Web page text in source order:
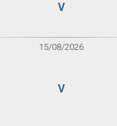
V
15/08/2026
V